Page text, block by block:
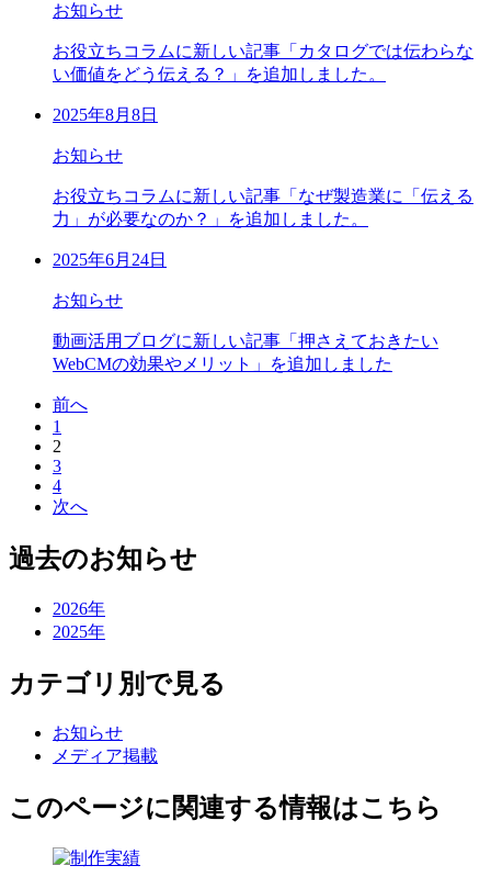
お知らせ
お役立ちコラムに新しい記事「カタログでは伝わらな
い価値をどう伝える？」を追加しました。
2025年8月8日
お知らせ
お役立ちコラムに新しい記事「なぜ製造業に「伝える
力」が必要なのか？」を追加しました。
2025年6月24日
お知らせ
動画活用ブログに新しい記事「押さえておきたい
WebCMの効果やメリット」を追加しました
前へ
1
2
3
4
次へ
過去のお知らせ
2026年
2025年
カテゴリ別で見る
お知らせ
メディア掲載
このページに関連する情報はこちら